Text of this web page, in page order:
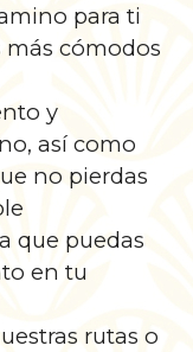
para ti
más cómodos
y
así como
no pierdas
que puedas
en tu
rutas o